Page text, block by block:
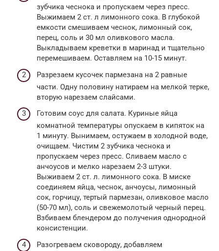
зубчика чеснока и пропускаем через пресс.
Выжимаем 2 ст. л лимонного сока. В глубокой
емкости смешиваем чеснок, лимонный сок,
перец, соль и 30 мл оливкового масла.
Выкладываем креветки в маринад и тщательно
перемешиваем. Оставляем на 10-15 минут.
Разрезаем кусочек пармезана на 2 равные
части. Одну половину натираем на мелкой терке,
вторую нарезаем слайсами.
Готовим соус для салата. Куриные яйца
комнатной температуры опускаем в кипяток на
1 минуту. Вынимаем, остужаем в холодной воде,
очищаем. Чистим 2 зубчика чеснока и
пропускаем через пресс. Сливаем масло с
анчоусов и мелко нарезаем 2-3 штуки.
Выживаем 2 ст. л. лимонного сока. В миске
соединяем яйца, чеснок, анчоусы, лимонный
сок, горчицу, тертый пармезан, оливковое масло
(50-70 мл), соль и свежемолотый черный перец.
Взбиваем блендером до получения однородной
консистенции.
Разогреваем сковороду, добавляем